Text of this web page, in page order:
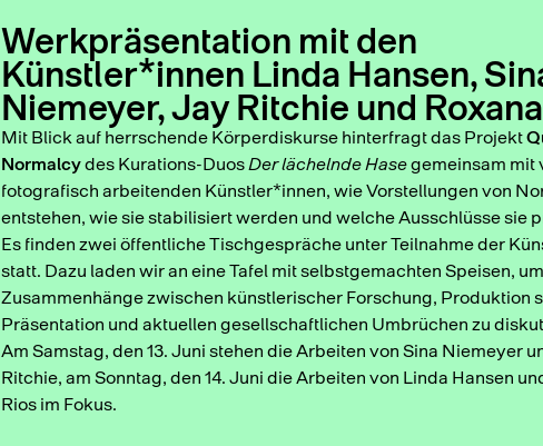
Werkpräsentation mit den
Künstler*innen Linda Hansen,
Niemeyer, Jay Ritchie und
Mit Blick auf herrschende Körperdiskurse hinterfragt das Projekt
Normalcydes Kurations-DuosDer lächelnde Hasegemeinsam mit
fotografisch arbeitenden Künstler*innen, wie Vorstellungen von
entstehen, wie sie stabilisiert werden und welche Ausschlüsse sie
Es finden zwei öffentliche Tischgespräche unter Teilnahme der
statt. Dazu laden wir an eine Tafel mit selbstgemachten Speisen,
Zusammenhänge zwischen künstlerischer Forschung, Produktion
Präsentation und aktuellen gesellschaftlichen Umbrüchen zu
Am Samstag, den 13. Juni stehen die Arbeiten von Sina Niemeyer
Ritchie, am Sonntag, den 14. Juni die Arbeiten von Linda Hansen
Rios im Fokus.